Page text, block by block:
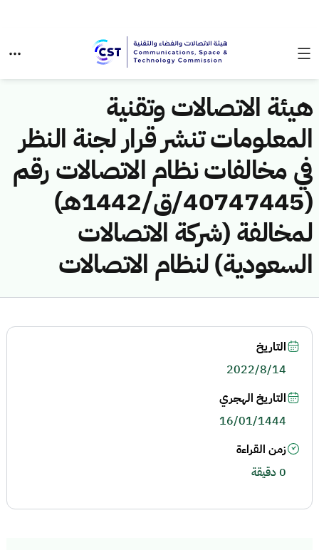
هيئة الاتصالات وتقنية
المعلومات تنشر قرار لجنة النظر
في مخالفات نظام الاتصالات رقم
(40747445/ق/1442هـ)
لمخالفة (شركة الاتصالات
السعودية) لنظام الاتصالات
التاريخ
2022/8/14
التاريخ الهجري
16/01/1444
زمن القراءة
0 دقيقة